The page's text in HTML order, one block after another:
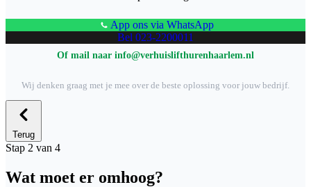
App ons via WhatsApp
Bel 023-2200011
Of mail naar info@verhuislifthurenhaarlem.nl
Wij denken graag met je mee over de beste oplossing voor jouw bedrijf.
Terug
Stap 2 van 4
Wat moet er omhoog?